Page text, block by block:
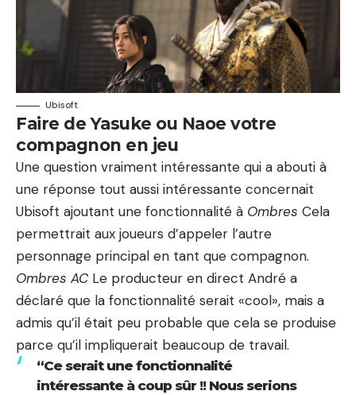
Ubisoft
Faire de Yasuke ou Naoe votre
compagnon en jeu
Une question vraiment intéressante qui a abouti à
une réponse tout aussi intéressante concernait
Ubisoft ajoutant une fonctionnalité à Ombres Cela
permettrait aux joueurs d’appeler l’autre
personnage principal en tant que compagnon.
Ombres AC Le producteur en direct André a
déclaré que la fonctionnalité serait «cool», mais a
admis qu’il était peu probable que cela se produise
parce qu’il impliquerait beaucoup de travail.
“Ce serait une fonctionnalité
intéressante à coup sûr !! Nous serions